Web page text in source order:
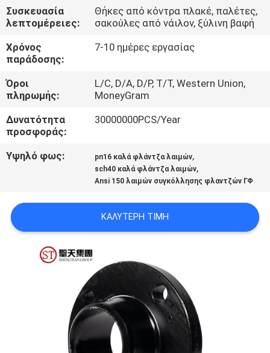
ΕΡΓΟΣΤΑΣΊΩΝ
ΠΟΙΟΤΙΚΌΣ
ΈΛΕΓΧΟΣ
ΕΠΑΦΉ
ΝΈΑ
ΌΛΕΣ
ΟΙ
ΠΕΡΙΠΤΏΣΕΙΣ
ΠΟΛΙΤΙΚΉ
ΑΠΟΡΡΉΤΟΥ
Συσκευασία
λεπτομέρειες:
Θήκες από κόντρα πλακέ, παλέτες,
σακούλες από νάιλον, ξύλινη βαφή
Χρόνος
παράδοσης:
7-10 ημέρες εργασίας
Όροι
πληρωμής:
L/C, D/A, D/P, T/T, Western Union,
MoneyGram
Δυνατότητα
προσφοράς:
30000000PCS/Year
Υψηλό φως: pn16 καλά φλάντζα λαιμών,
sch40 καλά φλάντζα λαιμών,
Ansi 150 λαιμών συγκόλλησης φλαντζών ΓΦ
ΚΑΛΎΤΕΡΗ ΤΙΜΉ